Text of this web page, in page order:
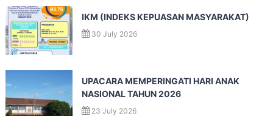
IKM (INDEKS KEPUASAN MASYARAKAT)
30 July 2026
UPACARA MEMPERINGATI HARI ANAK
NASIONAL TAHUN 2026
23 July 2026